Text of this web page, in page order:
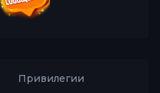
Привилегии